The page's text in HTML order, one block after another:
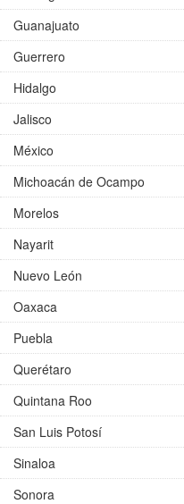
Guanajuato
Guerrero
Hidalgo
Jalisco
México
Michoacán de Ocampo
Morelos
Nayarit
Nuevo León
Oaxaca
Puebla
Querétaro
Quintana Roo
San Luis Potosí
Sinaloa
Sonora